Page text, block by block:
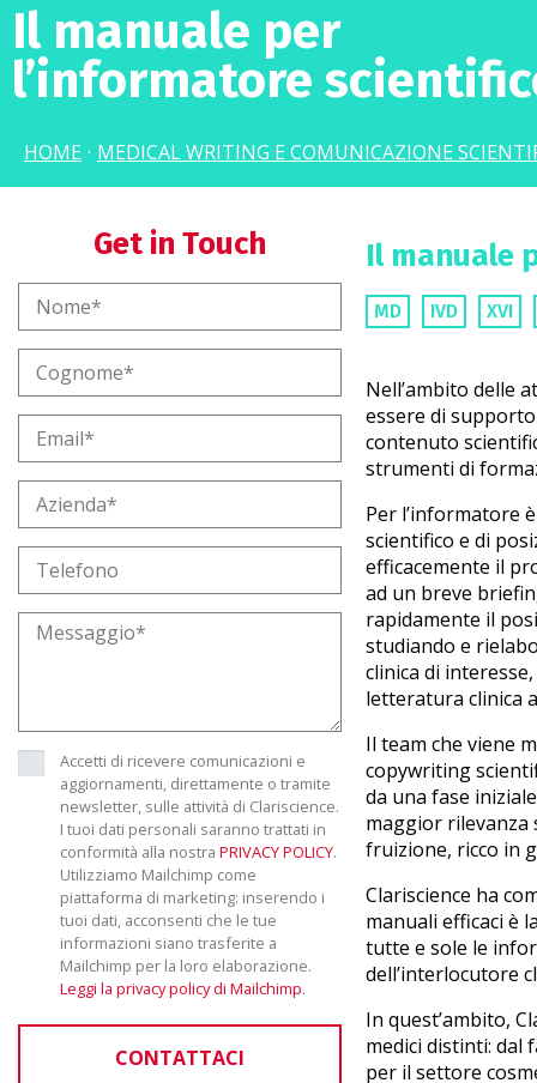
Il manuale per
l’informatore
HOME · MEDICAL WRITING E COMUNICAZIONE
Get in Touch
Accetti di ricevere comunicazioni e
aggiornamenti, direttamente o tramite
newsletter, sulle attività di Clariscience.
I tuoi dati personali saranno trattati in
conformità alla nostra PRIVACY POLICY.
Utilizziamo Mailchimp come
piattaforma di marketing: inserendo i
tuoi dati, acconsenti che le tue
informazioni siano trasferite a
Mailchimp per la loro elaborazione.
Leggi la privacy policy di Mailchimp.
CONTATTACI
Il manuale
MD IVD XVI
Nell’ambito delle
essere di
contenuto
strumenti di
Per l’informatore
scientifico e di
efficacemente il
ad un breve
rapidamente il
studiando e
clinica di
letteratura clinica
Il team che viene
copywriting
da una fase
maggior rilevanza
fruizione, ricco in
Clariscience ha
manuali efficaci è
tutte e sole le
dell’interlocutore
In quest’ambito,
medici distinti: dal
per il settore